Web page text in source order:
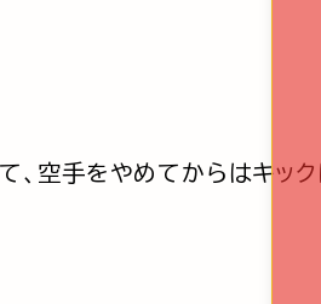
空手をやめてからはキック